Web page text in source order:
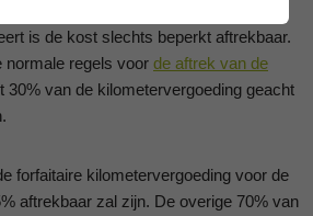
vennootschap die de
is de kost slechts beperkt aftrekbaar.
normale regels voor de aftrek van de
30% van de kilometervergoeding geacht
forfaitaire kilometervergoeding voor de
aftrekbaar zal zijn. De overige 70% van